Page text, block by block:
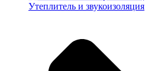
Утеплитель и звукоизоляция